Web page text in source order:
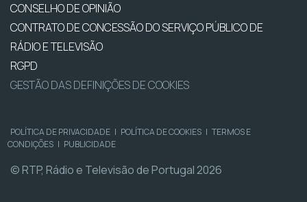
CONSELHO DE OPINIÃO
CONTRATO DE CONCESSÃO DO SERVIÇO PÚBLICO DE
RÁDIO E TELEVISÃO
RGPD
GESTÃO DAS DEFINIÇÕES DE COOKIES
POLÍTICA DE PRIVACIDADE | POLÍTICA DE COOKIES | TERMOS E
CONDIÇÕES | PUBLICIDADE
© RTP, Rádio e Televisão de Portugal 2026